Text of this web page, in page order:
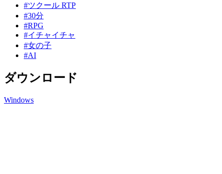
#ツクール RTP
#30分
#RPG
#イチャイチャ
#女の子
#AI
ダウンロード
Windows